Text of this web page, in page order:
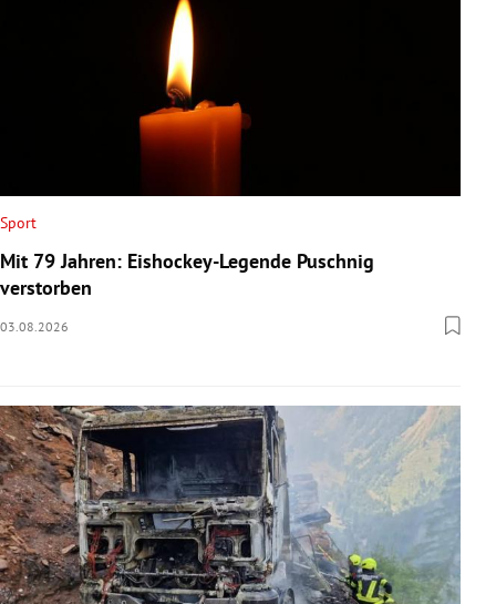
Sport
Mit 79 Jahren: Eishockey-Legende Puschnig
verstorben
03.08.2026